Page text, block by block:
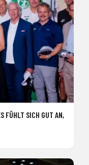
FÜHLT SICH GUT AN,